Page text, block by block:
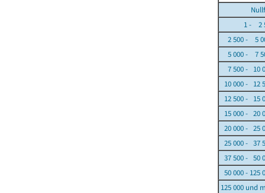
1 - 2
2 500 - 5
5 000 - 7
7 500 - 10
10 000 - 12
12 500 - 15
15 000 - 20
20 000 - 25
25 000 - 37
37 500 - 50
50 000 - 125
125 000 und